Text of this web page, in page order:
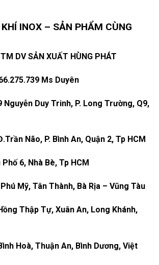
KHÍ INOX – SẢN PHẨM CÙNG
DV SẢN XUẤT HÙNG PHÁT
Ms Duyên
Nguyễn Duy Trinh, P. Long Trường, Q9,
Não, P. Bình An, Quận 2, Tp HCM
6, Nhà Bè, Tp HCM
Mỹ, Tân Thành, Bà Rịa – Vũng Tàu
Thập Tự, Xuân An, Long Khánh,
Hoà, Thuận An, Bình Dương, Việt